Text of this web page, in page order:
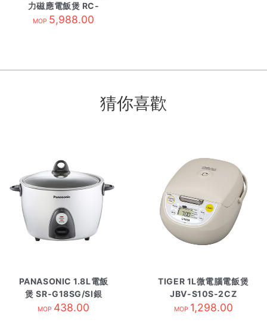
力磁應電飯煲 RC-
DX10H/R紅
MOP 5,988.00
猜你喜歡
PANASONIC 1.8L電飯
煲 SR-G18SG/SI銀
MOP 438.00
TIGER 1L微電腦電飯煲
JBV-S10S-2CZ
MOP 1,298.00